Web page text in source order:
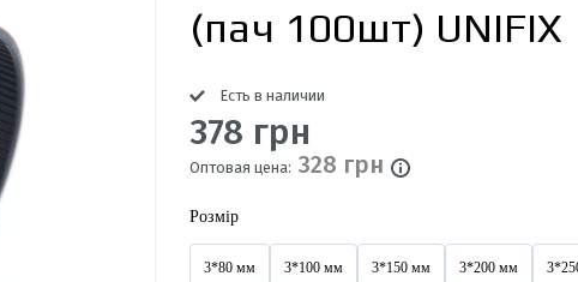
(пач 100шт) UNIFIX
Есть в наличии
378 грн
Оптовая цена: 328 грн
Розмір
3*80 мм 3*100 мм 3*150 мм 3*200 мм